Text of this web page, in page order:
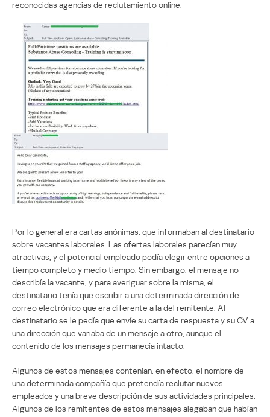
reconocidas agencias de reclutamiento online.
Por lo general era cartas anónimas, que informaban al destinatario
sobre vacantes laborales. Las ofertas laborales parecían muy
atractivas, y el potencial empleado podía elegir entre opciones a
tiempo completo y medio tiempo. Sin embargo, el mensaje no
describía la vacante, y para averiguar sobre la misma, el
destinatario tenía que escribir a una determinada dirección de
correo electrónico que era diferente a la del remitente. Al
destinatario se le pedía que envíe su carta de respuesta y su CV a
una dirección que variaba de un mensaje a otro, aunque el
contenido de los mensajes permanecía intacto.
Algunos de estos mensajes contenían, en efecto, el nombre de
una determinada compañía que pretendía reclutar nuevos
empleados y una breve descripción de sus actividades principales.
Algunos de los remitentes de estos mensajes alegaban que habían